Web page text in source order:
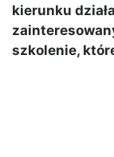
kierunku
szkolenie,